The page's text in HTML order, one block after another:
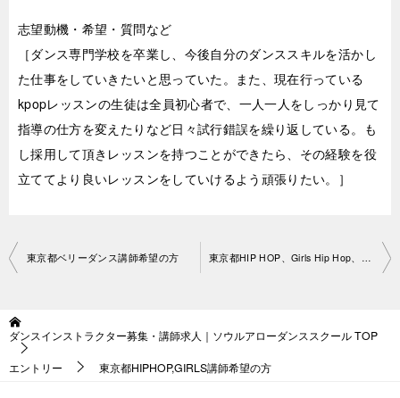
志望動機・希望・質問など
［ダンス専門学校を卒業し、今後自分のダンススキルを活かし
た仕事をしていきたいと思っていた。また、現在行っている
kpopレッスンの生徒は全員初心者で、一人一人をしっかり見て
指導の仕方を変えたりなど日々試行錯誤を繰り返している。も
し採用して頂きレッスンを持つことができたら、その経験を役
立ててより良いレッスンをしていけるよう頑張りたい。］
投
ナ
ビ
ゲ
東京都ベリーダンス講師希望の方 東京都HIP HOP、Girls Hip Hop、K POP講師希望 の方
ダンスインストラクター募集・講師求人｜ソウルアローダンススクールTOP
エントリー 東京都HIPHOP,GIRLS講師希望の方